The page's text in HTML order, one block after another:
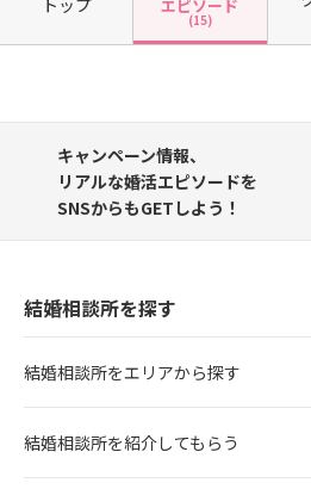
トップ エピソード
(15)
キャンペーン情報、
リアルな婚活エピソードを
SNSからもGETしよう！
結婚相談所を探す
結婚相談所をエリアから探す
結婚相談所を紹介してもらう